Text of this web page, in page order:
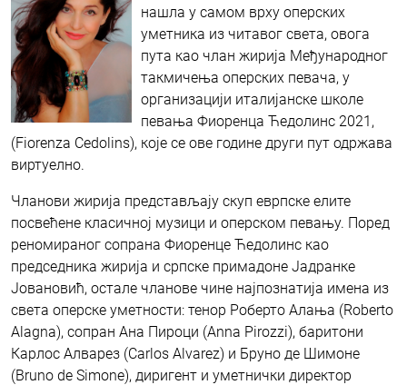
нашла у самом врху оперских
уметника из читавог света, овога
пута као члан жирија Међународног
такмичења оперских певача, у
организацији италијанске школе
певања Фиоренца Ћедолинс 2021,
(Fiorenza Cedolins), које се ове године други пут одржава
виртуелно.
Чланови жирија представљају скуп еврпске елите
посвећене класичној музици и оперском певању. Поред
реномираног сопрана Фиоренце Ћедолинс као
председника жирија и српске примадоне Јадранке
Јовановић, остале чланове чине најпознатија имена из
света оперске уметности: тенор Роберто Алања (Roberto
Alagna), сопран Ана Пироци (Anna Pirozzi), баритони
Карлос Алварез (Carlos Alvarez) и Бруно де Шимоне
(Bruno de Simone), диригент и уметнички директор